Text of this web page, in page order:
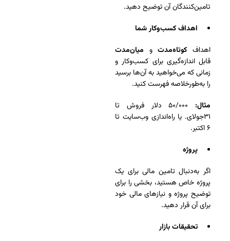
تامین‌کنندگان آن توضیح دهید.
اهداف کسب‌وکار شما
اهدافکوتاه‌مدتو میان‌مدت
قابل اندازه‌گیری برای کسب‌وکار و
زمانی که می‌خواهید به آن‌ها برسید
را به‌طورخلاصه فهرست کنید.
مثال:
۵۰/۰۰۰ دلار فروش تا
۳۱جولای. یا راه‌اندازی وب‌سایت تا
۶ اکتبر.
پروژه
اگر به‌دنبال تامین مالی برای یک
پروژه خاص هستید، بخشی را برای
توضیح پروژه و نیازهای مالی خود
برای آن قرار دهید.
تحقیقات بازار